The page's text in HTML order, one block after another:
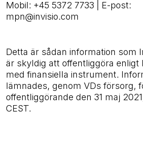
Mobil: +45 5372 7733 | E-post:
mpn@invisio.com
Detta är sådan information som
är skyldig att offentliggöra enligt
med finansiella instrument.
lämnades, genom VDs försorg,
offentliggörande den 31 maj